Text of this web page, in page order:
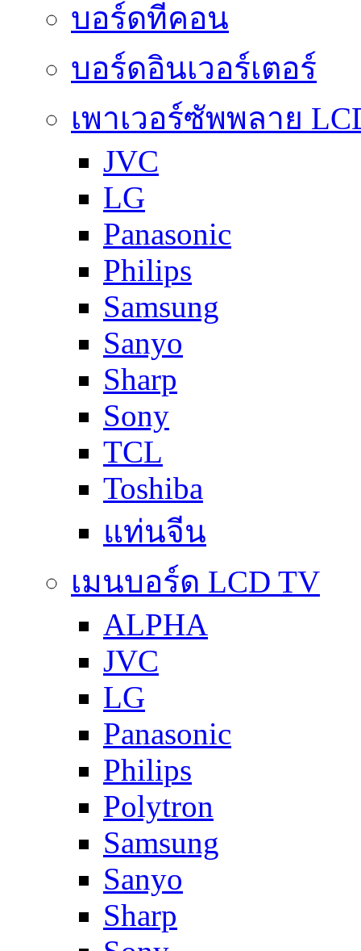
บอร์ดทีคอน
บอร์ดอินเวอร์เตอร์
เพาเวอร์ซัพพลาย
JVC
LG
Panasonic
Philips
Samsung
Sanyo
Sharp
Sony
TCL
Toshiba
แท่นจีน
เมนบอร์ด LCD TV
ALPHA
JVC
LG
Panasonic
Philips
Polytron
Samsung
Sanyo
Sharp